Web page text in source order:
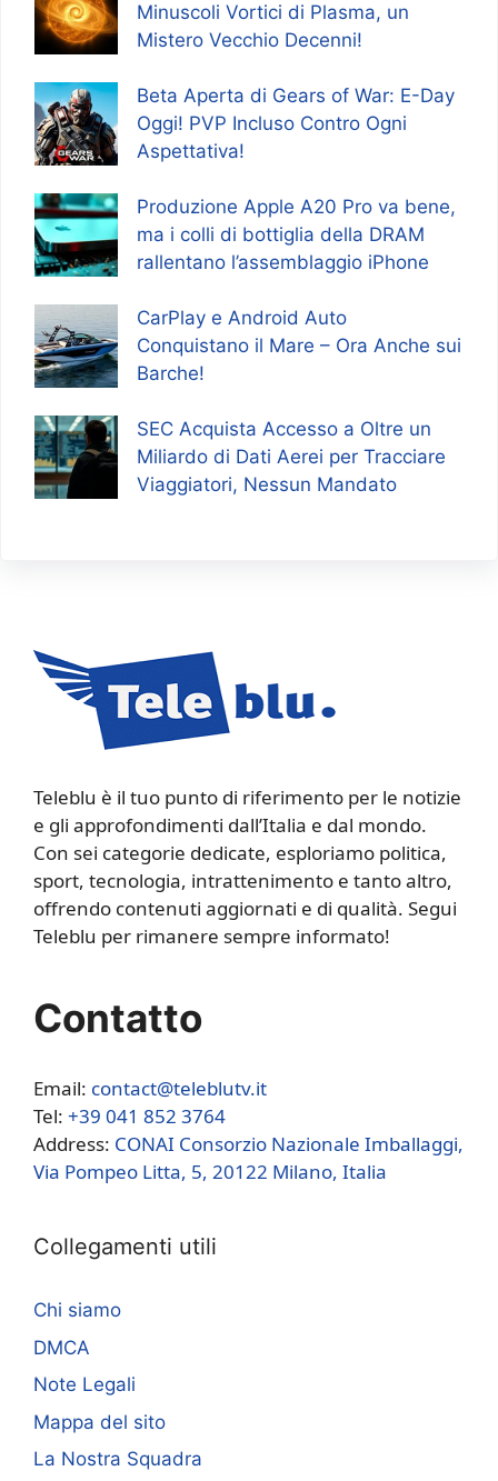
Minuscoli Vortici di Plasma, un
Mistero Vecchio Decenni!
Beta Aperta di Gears of War: E-Day
Oggi! PVP Incluso Contro Ogni
Aspettativa!
Produzione Apple A20 Pro va bene,
ma i colli di bottiglia della DRAM
rallentano l’assemblaggio iPhone
CarPlay e Android Auto
Conquistano il Mare – Ora Anche sui
Barche!
SEC Acquista Accesso a Oltre un
Miliardo di Dati Aerei per Tracciare
Viaggiatori, Nessun Mandato
Teleblu è il tuo punto di riferimento per le notizie
e gli approfondimenti dall’Italia e dal mondo.
Con sei categorie dedicate, esploriamo politica,
sport, tecnologia, intrattenimento e tanto altro,
offrendo contenuti aggiornati e di qualità. Segui
Teleblu per rimanere sempre informato!
Contatto
Email: contact@teleblutv.it
Tel: +39 041 852 3764
Address: CONAI Consorzio Nazionale Imballaggi,
Via Pompeo Litta, 5, 20122 Milano, Italia
Collegamenti utili
Chi siamo
DMCA
Note Legali
Mappa del sito
La Nostra Squadra